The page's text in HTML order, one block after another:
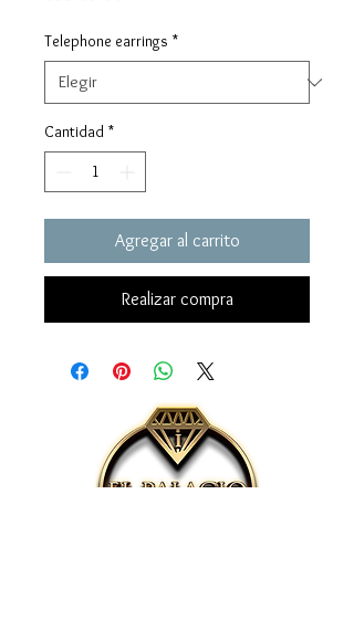
Telephone earrings *
Cantidad *
Agregar al carrito
Realizar compra